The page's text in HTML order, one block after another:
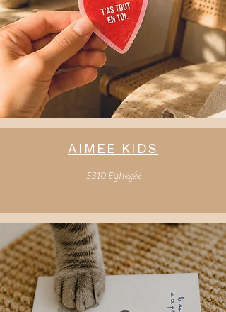
AIMEE KIDS
5310 Eghezée